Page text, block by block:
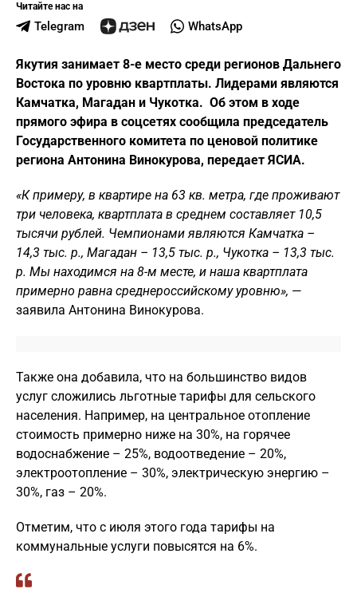
Читайте нас на
Telegram WhatsApp
Якутия занимает 8-е место среди регионов Дальнего
Востока по уровню квартплаты. Лидерами являются
Камчатка, Магадан и Чукотка. Об этом в ходе
прямого эфира в соцсетях сообщила председатель
Государственного комитета по ценовой политике
региона Антонина Винокурова, передает ЯСИА.
«К примеру, в квартире на 63 кв. метра, где проживают
три человека, квартплата в среднем составляет 10,5
тысячи рублей. Чемпионами являются Камчатка –
14,3 тыс. р., Магадан – 13,5 тыс. р., Чукотка – 13,3 тыс.
р. Мы находимся на 8-м месте, и наша квартплата
примерно равна среднероссийскому уровню», —
заявила Антонина Винокурова.
Также она добавила, что на большинство видов
услуг сложились льготные тарифы для сельского
населения. Например, на центральное отопление
стоимость примерно ниже на 30%, на горячее
водоснабжение – 25%, водоотведение – 20%,
электроотопление – 30%, электрическую энергию –
30%, газ – 20%.
Отметим, что с июля этого года тарифы на
коммунальные услуги повысятся на 6%.